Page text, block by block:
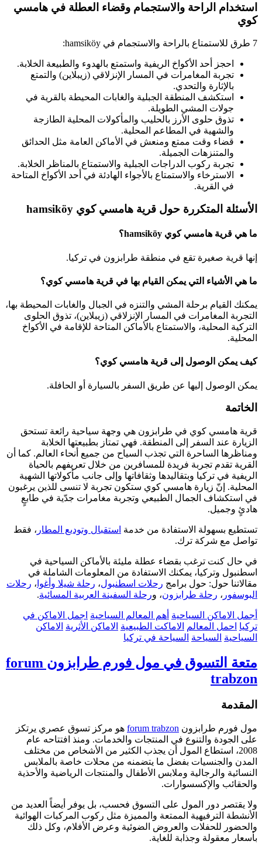
استخدام الراحة والاستجمام وقضاء العطلة في هامسي
كوي
7 طرق للاستمتاع بالراحة والاستجمام في hamsiköy:
احجز أحد الأكواخ الريفية واستمتع بالهدوء والطبيعة الخلابة.
تجربة المغامرات في المسار الإنزلاقي (زيبلاين) والتمتع
بالإثارة والتحدي.
استكشف المنطقة الجبلية والغابات المحيطة بالقرية في
جولات المشي الطويلة.
تذوق حلوى الأرز بالحليب والمأكولات المحلية الطازجة
والشهية في المطاعم المحلية.
قضاء وقت ممتع ومنعش في الأماكن العامة مثل الحدائق
والمتنزهات الجميلة.
تجربة ركوب الدراجات الجبلية والاستمتاع بالمناظر الخلابة.
الاسترخاء والاستمتاع بالأجواء الهادئة في أحد الأكواخ المتاحة
في القرية.
الأسئلة المتكررة حول قرية هامسي كوي hamsiköy
ما هي قرية هامسي كوي hamsiköy؟
إنها قرية صغيرة تقع في منطقة طرابزون في تركيا.
ما هي الأشياء التي يمكن القيام بها في قرية هامسي كوي؟
يمكنك القيام برحلة المشي والتنزه في الجبال والغابات المحيطة بها،
التجربة المغامرات في المسار الإنزلاقي (زيبلاين)، تذوق الحلوى
التركية المحلية، والاستمتاع بالأماكن المتاحة للإقامة في الأكواخ
المحلية.
كيف يمكن الوصول إلى قرية هامسي كوي؟
يمكن الوصول إليها عن طريق السفر بالسيارة أو الحافلة.
الخاتمة
قرية هامسي كوي في طرابزون هي وجهة سياحية رائعة تستحق
الزيارة عند السفر إلى المنطقة. فهي تمتاز بطبيعتها الخلابة
ومناظرها الساحرة التي تجذب السياح من جميع أنحاء العالم. كما أن
القرية تقدم تجربة فريدة للمسافرين من خلال تعريفهم بالحياة
الريفية في تركيا وبتقاليدها وثقافاتها وإلى جانب مأكولاتها الشهية
المحلية. إنّ زيارة هامسي كوي ستكون تجربة لا تنسى للذين يرغبون
في استكشاف الجمال الطبيعي وتجربة مغامرات جدّية في طابعٍ
هادئٍ وجميل.
تستطيع بسهولة الاستفادة من خدمة استقبال وتوديع المطار ، فقط
تواصل مع شركة ترك.
في حال كنت ترغب بقضاء عطلة مليئة بالأماكن السياحية في
اسطنبول وتركيا، يمكنك الاستفادة من المعلومات الشاملة في
مقالاتنا حول: حول برامج رحلات اسطنبول، رحلة شيلا وأغوا ، رحلات
البوسفور ، رحلة طرابزون، ورحلة السفينة العربية المسائية.
أجمل الاماكن السياحية أهم المعالم السياحية اجمل الاماكن في
تركيا احمل المعالم الاماكت الطبيعية الاماكن الأثرية الاماكن
السياحية السياحة السياحة في تركيا
متعة التسوق في مول فورم طرابزون forum
trabzon
المقدمة
مول فورم طرابزون forum trabzon هو مركز تسوق عصري يرتكز
على الجودة والتنوع في المنتجات والخدمات. ومنذ افتتاحه عام
2008، استطاع المول أن يجذب الكثير من الأشخاص من مختلف
المدن والجنسيات بفضل ما يتضمنه من محلات خاصة بالملابس
النسائية والرجالية وملابس الأطفال والمنتجات الرياضية والأحذية
والحقائب والإكسسوارات.
ولا يقتصر دور المول على التسوق فحسب، بل يوفر أيضاً العديد من
الأنشطة الترفيهية الممتعة والمميزة مثل ركوب المركبات الهوائية
والحضور للحفلات والعروض الضوئية وعرض الأفلام، وكل ذلك
بأسعار معقولة وجذابة للغاية.